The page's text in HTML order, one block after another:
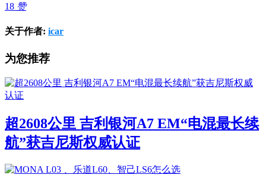
18 赞
关于作者: icar
为您推荐
超2608公里 吉利银河A7 EM“电混最长续
航”获吉尼斯权威认证